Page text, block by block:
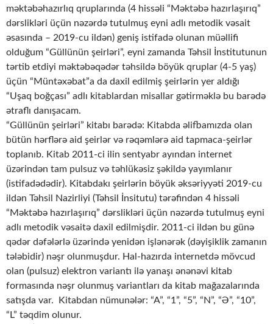
məktəbəhazırlıq qruplarında (4 hissəli “Məktəbə hazırlaşırıq”
dərslikləri üçün nəzərdə tutulmuş eyni adlı metodik vəsait
əsasında – 2019-cu ildən) geniş istifadə olunan müəllifi
olduğum “Güllünün şeirləri”, eyni zamanda Təhsil İnstitutunun
tərtib etdiyi məktəbəqədər təhsildə böyük qruplar (4-5 yaş)
üçün “Müntəxəbat”a da daxil edilmiş şeirlərin yer aldığı
“Uşaq boğçası” adlı kitablardan misallar gətirməklə bu barədə
ətraflı danışacam.
“Güllünün şeirləri” kitabı barədə: Kitabda əlifbamızda olan
bütün hərflərə aid şeirlər və rəqəmlərə aid tapmaca-şeirlər
toplanıb. Kitab 2011-ci ilin sentyabr ayından internet
üzərindən tam pulsuz və təhlükəsiz şəkildə yayımlanır
(istifadədədir). Kitabdakı şeirlərin böyük əksəriyyəti 2019-cu
ildən Təhsil Nazirliyi (Təhsil İnsitutu) tərəfindən 4 hissəli
“Məktəbə hazırlaşırıq” dərslikləri üçün nəzərdə tutulmuş eyni
adlı metodik vəsaitə daxil edilmişdir. 2011-ci ildən bu günə
qədər dəfələrlə üzərində yenidən işlənərək (dəyişiklik zamanın
tələbidir) nəşr olunmuşdur. Hal-hazırda internetdə mövcud
olan (pulsuz) elektron variantı ilə yanaşı ənənəvi kitab
formasında nəşr olunmuş variantları da kitab mağazalarında
satışda var. Kitabdan nümunələr: “A”, “1”, “5”, “N”, “Ə”, “10”,
“L” təqdim olunur.